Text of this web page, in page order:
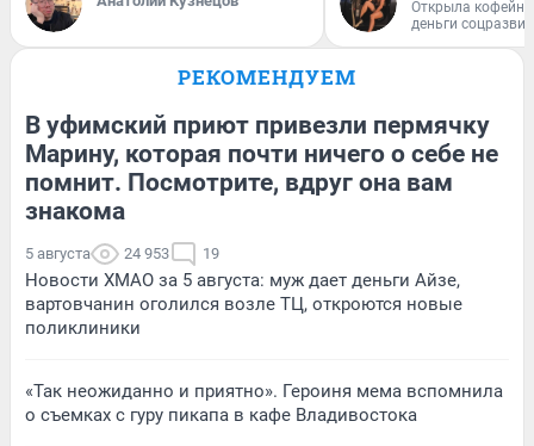
Открыла
деньги
РЕКОМЕНДУЕМ
В уфимский приют привезли пермячку
Марину, которая почти ничего о себе не
помнит. Посмотрите, вдруг она вам
знакома
5 августа 24 953 19
Новости ХМАО за 5 августа: муж дает деньги Айзе,
вартовчанин оголился возле ТЦ, откроются новые
поликлиники
«Так неожиданно и приятно». Героиня мема вспомнила
о съемках с гуру пикапа в кафе Владивостока